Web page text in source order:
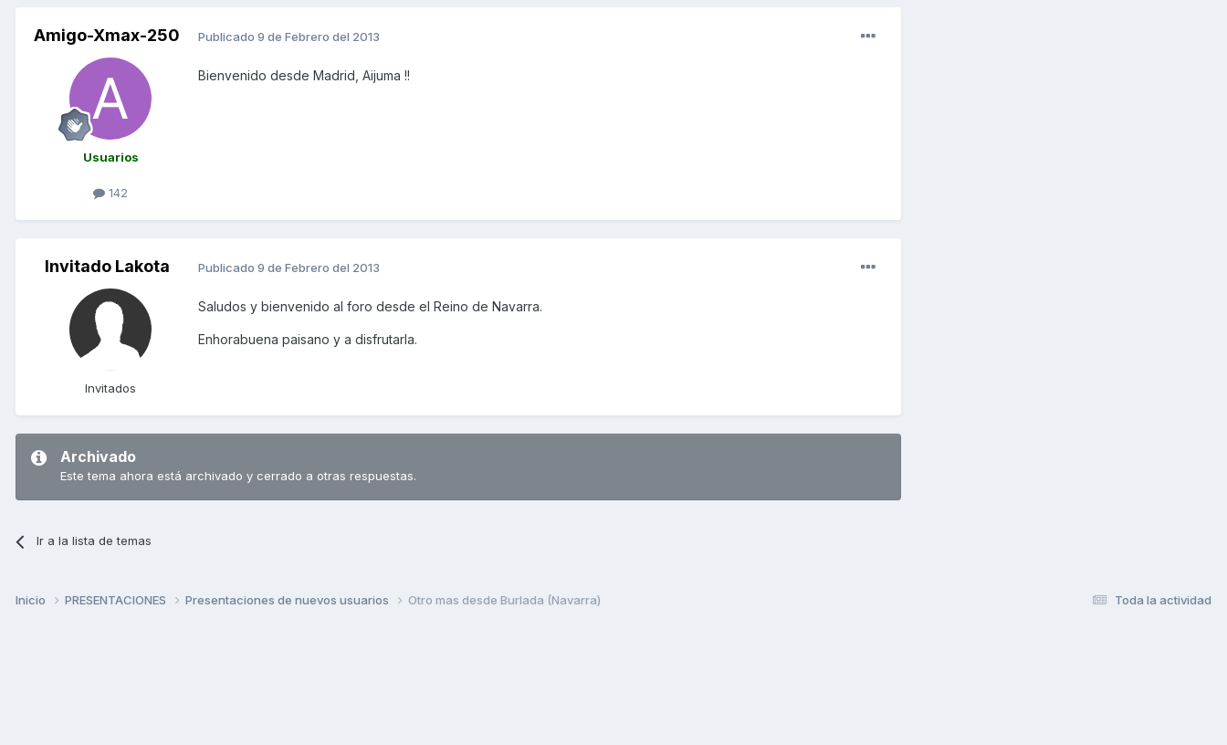
Amigo-Xmax-250
Usuarios
142
Publicado 9 de Febrero del 2013
Bienvenido desde Madrid, Aijuma !!
Invitado Lakota
Invitados
Publicado 9 de Febrero del 2013
Saludos y bienvenido al foro desde el Reino de Navarra.
Enhorabuena paisano y a disfrutarla.
Archivado
Este tema ahora está archivado y cerrado a otras respuestas.
Ir a la lista de temas
Toda la actividad
Inicio PRESENTACIONES Presentaciones de nuevos usuarios Otro mas desde Burlada (Navarra)